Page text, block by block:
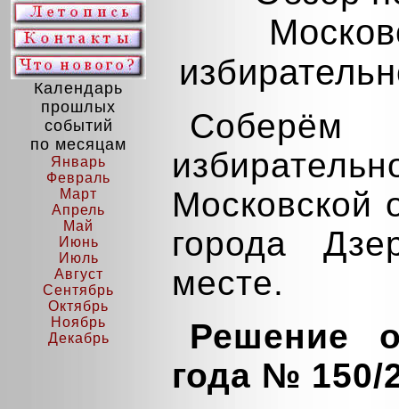
Календарь
прошлых
событий
по месяцам
Январь
Февраль
Март
Апрель
Май
Июнь
Июль
Август
Сентябрь
Октябрь
Ноябрь
Декабрь
Московской
города
месте.
Решение
года № 150/